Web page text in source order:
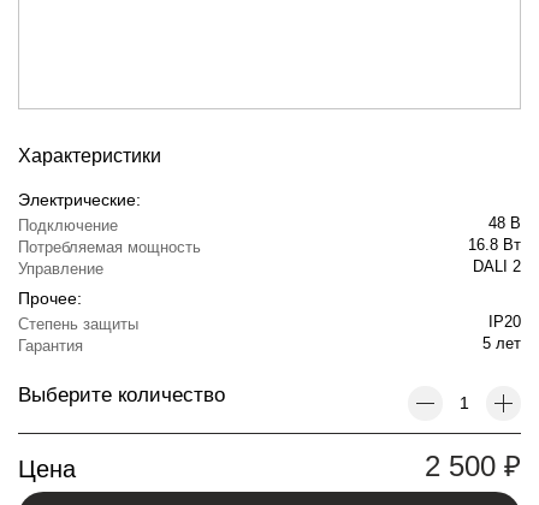
Характеристики
Электрические:
Подключение
48 В
Потребляемая мощность
16.8 Вт
Управление
DALI 2
Прочее:
Степень защиты
IP20
Гарантия
5 лет
Выберите количество
Цена 2 500 ₽